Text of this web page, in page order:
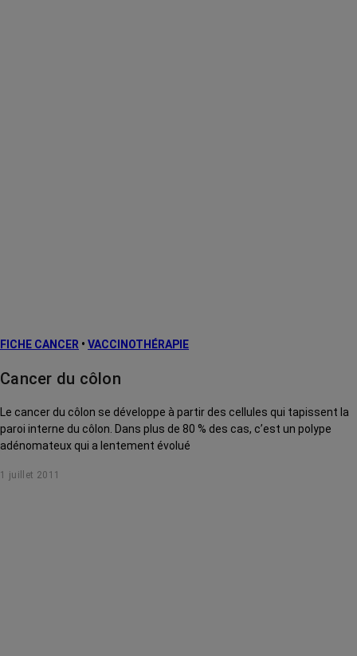
FICHE CANCER • VACCINOTHÉRAPIE
Cancer du côlon
Le cancer du côlon se développe à partir des cellules qui tapissent la
paroi interne du côlon. Dans plus de 80 % des cas, c’est un polype
adénomateux qui a lentement évolué
1 juillet 2011